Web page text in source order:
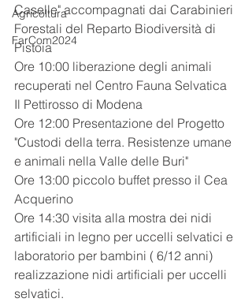
Agricoltura
FarCom2024
Caselle" accompagnati dai Carabinieri
Forestali del Reparto Biodiversità di
Pistoia
Ore 10:00 liberazione degli animali
recuperati nel Centro Fauna Selvatica
Il Pettirosso di Modena
Ore 12:00 Presentazione del Progetto
"Custodi della terra. Resistenze umane
e animali nella Valle delle Buri"
Ore 13:00 piccolo buffet presso il Cea
Acquerino
Ore 14:30 visita alla mostra dei nidi
artificiali in legno per uccelli selvatici e
laboratorio per bambini ( 6/12 anni)
realizzazione nidi artificiali per uccelli
selvatici.